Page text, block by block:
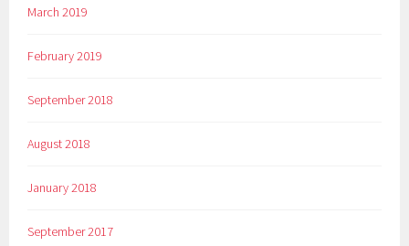
March 2019
February 2019
September 2018
August 2018
January 2018
September 2017